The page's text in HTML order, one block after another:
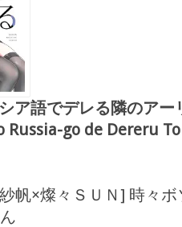
ア語でデレる隣のアー
Russia-go de Dereru
帆×燦々ＳＵＮ] 時々